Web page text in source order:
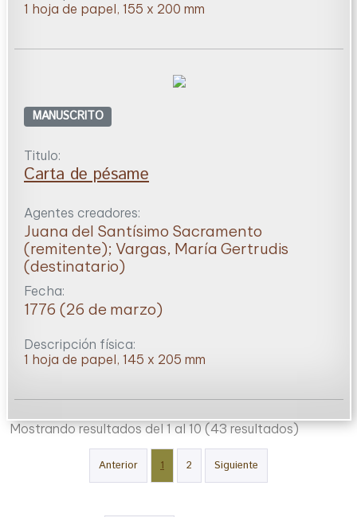
1 hoja de papel, 155 x 200 mm
MANUSCRITO
Titulo:
Carta de pésame
Agentes creadores:
Juana del Santísimo Sacramento
(remitente); Vargas, María Gertrudis
(destinatario)
Fecha:
1776 (26 de marzo)
Descripción física:
1 hoja de papel, 145 x 205 mm
Mostrando resultados del 1 al 10(43 resultados)
Anterior 1 2 Siguiente